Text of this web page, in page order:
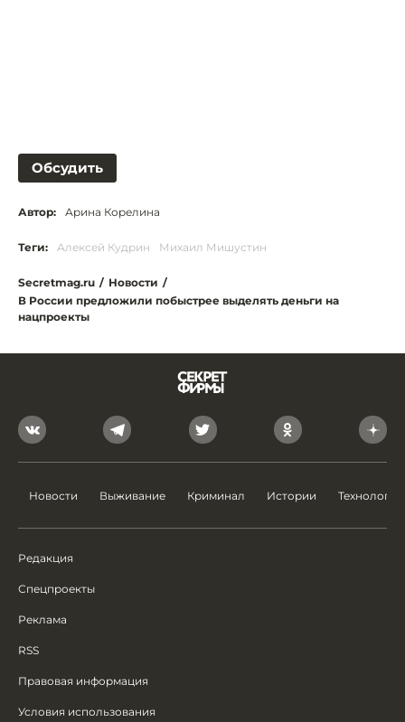
Обсудить
Автор: Арина Корелина
Теги: Алексей Кудрин Михаил Мишустин
Secretmag.ru / Новости /
В России предложили побыстрее выделять деньги на
нацпроекты
Новости Выживание Криминал Истории Технологии
Редакция
Спецпроекты
Реклама
RSS
Правовая информация
Условия использования